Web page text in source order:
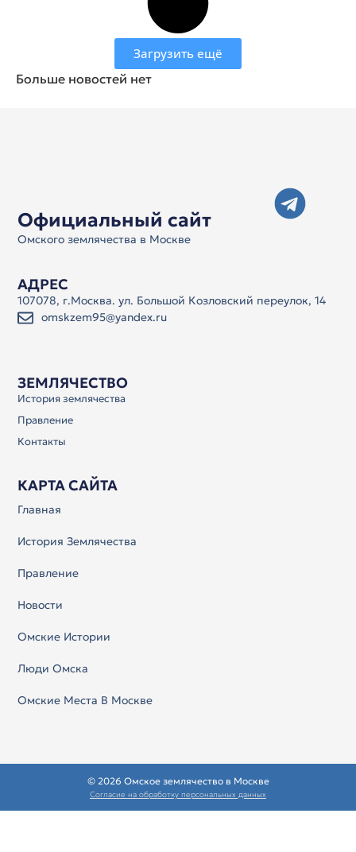
Загрузить ещё
Больше новостей нет
Официальный сайт
Омского землячества в Москве
ЗЕМЛЯЧЕСТВО
История землячества
Правление
Контакты
КАРТА САЙТА
Главная
История Землячества
Правление
Новости
Омские Истории
Люди Омска
Омские Места В Москве
АДРЕС
107078, г.Москва. ул. Большой Козловский переулок, 14
omskzem95@yandex.ru
© 2026 Омское землячество в Москве
Согласие на обработку персональных данных